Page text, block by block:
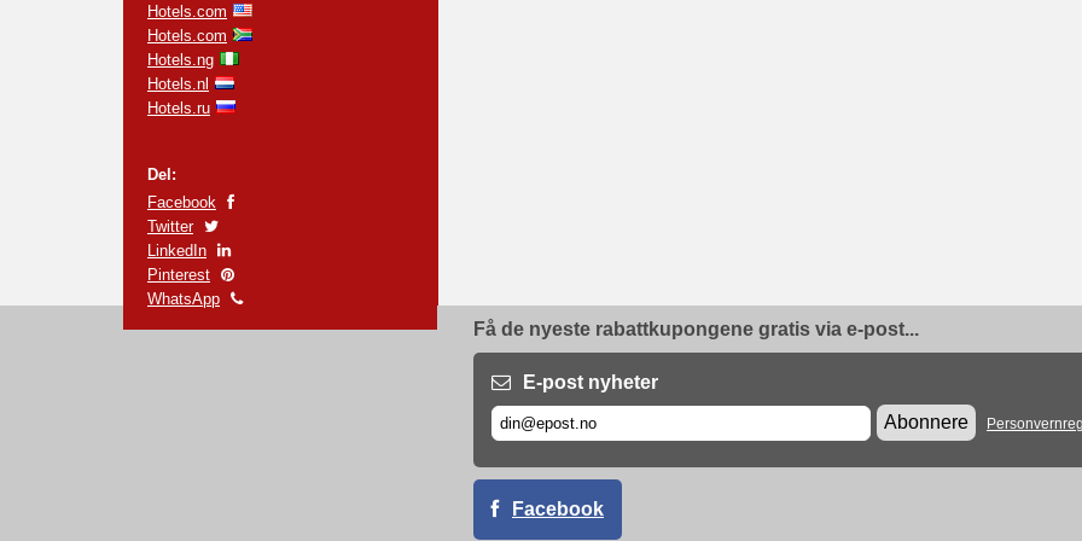
Hotels.com
Hotels.com
Hotels.ng
Hotels.nl
Hotels.ru
Del:
Facebook
Twitter
LinkedIn
Pinterest
WhatsApp
Få de nyeste rabattkupongene gratis via e-post...
E-post nyheter
Abonnere
Facebook